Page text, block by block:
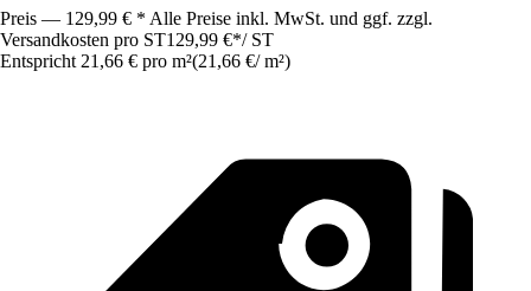
Preis — 129,99 € * Alle Preise inkl. MwSt. und ggf. zzgl.
Versandkosten pro ST129,99 €*/ ST
Entspricht 21,66 € pro m²(21,66 €/ m²)